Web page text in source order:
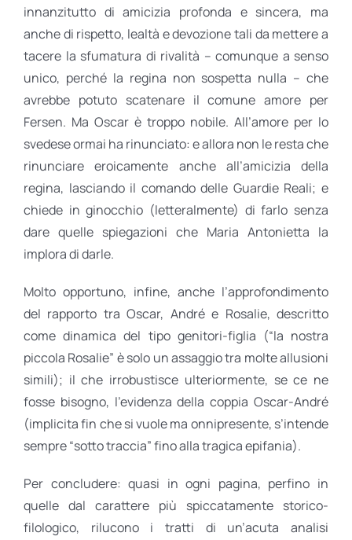
innanzitutto di amicizia profonda e sincera, ma
anche di rispetto, lealtà e devozione tali da mettere a
tacere la sfumatura di rivalità – comunque a senso
unico, perché la regina non sospetta nulla – che
avrebbe potuto scatenare il comune amore per
Fersen. Ma Oscar è troppo nobile. All’amore per lo
svedese ormai ha rinunciato: e allora non le resta che
rinunciare eroicamente anche all’amicizia della
regina, lasciando il comando delle Guardie Reali; e
chiede in ginocchio (letteralmente) di farlo senza
dare quelle spiegazioni che Maria Antonietta la
implora di darle.
Molto opportuno, infine, anche l’approfondimento
del rapporto tra Oscar, André e Rosalie, descritto
come dinamica del tipo genitori-figlia (“la nostra
piccola Rosalie” è solo un assaggio tra molte allusioni
simili); il che irrobustisce ulteriormente, se ce ne
fosse bisogno, l’evidenza della coppia Oscar-André
(implicita fin che si vuole ma onnipresente, s’intende
sempre “sotto traccia” fino alla tragica epifania).
Per concludere: quasi in ogni pagina, perfino in
quelle dal carattere più spiccatamente storico-
filologico, rilucono i tratti di un’acuta analisi